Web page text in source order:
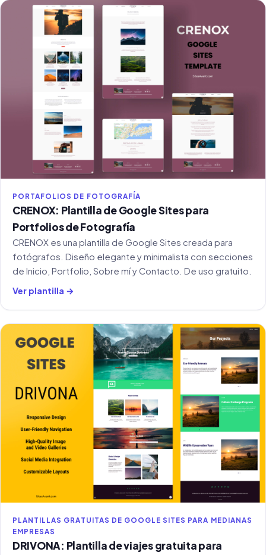
PORTAFOLIOS DE FOTOGRAFÍA
CRENOX: Plantilla de Google Sites para
Portfolios de Fotografía
CRENOX es una plantilla de Google Sites creada para
fotógrafos. Diseño elegante y minimalista con secciones
de Inicio, Portfolio, Sobre mí y Contacto. De uso gratuito.
Ver plantilla →
PLANTILLAS GRATUITAS DE GOOGLE SITES PARA MEDIANAS
EMPRESAS
DRIVONA: Plantilla de viajes gratuita para